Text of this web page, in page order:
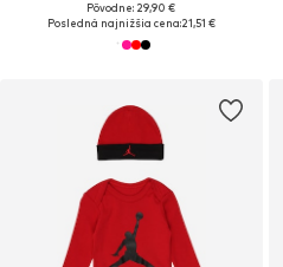
Pôvodne: 29,90 €
Posledná najnižšia cena:21,51 €